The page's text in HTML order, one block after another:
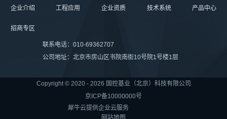
企业介绍 工程应用 企业资质 技术系统 产品中心
招商专区
联系电话：010-69362707
公司地址：北京市房山区书院南街10号院1号楼1层
Copyright © 2020 - 2026 国控基业（北京）科技有限公司
京ICP备10000000号
犀牛云提供企业云服务
网站地图